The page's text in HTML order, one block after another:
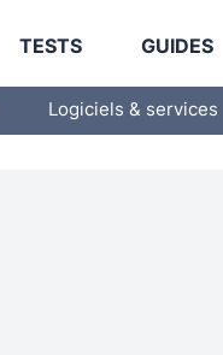
TESTS GUIDES
Logiciels & services